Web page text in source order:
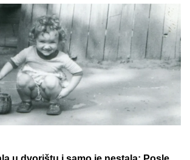
osvaja Evropu, sada po specijalnoj
19.990€ do 31.8.